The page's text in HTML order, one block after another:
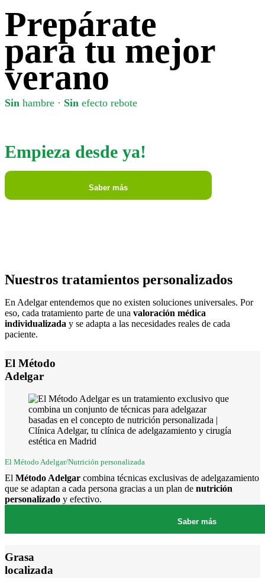
Prepárate
para tu mejor
verano
Sin hambre · Sin efecto rebote
Empieza desde ya!
Saber más
Nuestros tratamientos personalizados
En Adelgar entendemos que no existen soluciones universales. Por
eso, cada tratamiento parte de una valoración médica
individualizada y se adapta a las necesidades reales de cada
paciente.
El Método
Adelgar
El Método Adelgar/Nutrición personalizada
El Método Adelgar combina técnicas exclusivas de adelgazamiento
que se adaptan a cada persona gracias a un plan de nutrición
personalizado y efectivo.
Saber más
Grasa
localizada